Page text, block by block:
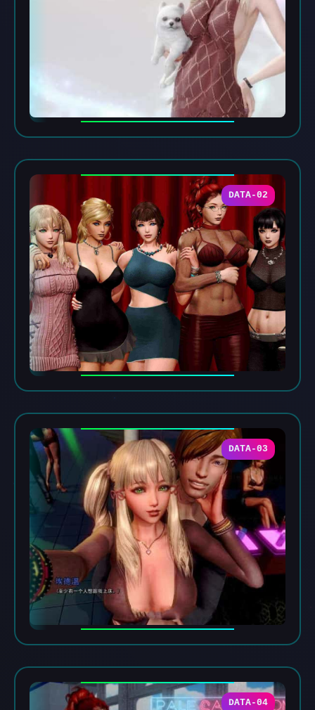
DATA-02
DATA-03
DATA-04